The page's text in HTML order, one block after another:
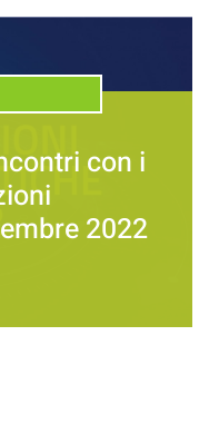
con i
2022